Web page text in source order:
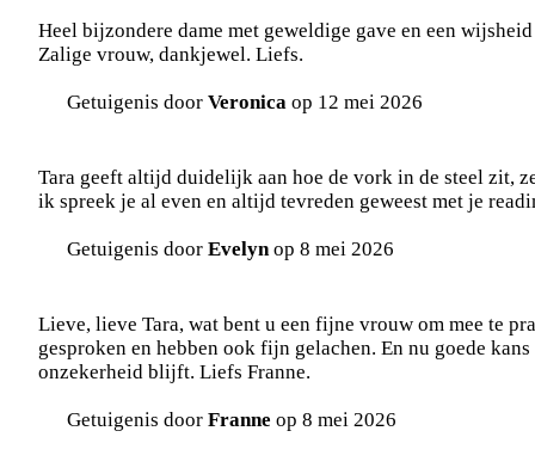
Heel bijzondere dame met geweldige gave en een
Zalige vrouw, dankjewel. Liefs.
Getuigenis door Veronica op 12 mei 2026
Tara geeft altijd duidelijk aan hoe de vork in de steel zit,
ik spreek je al even en altijd tevreden geweest met je
Getuigenis door Evelynop 8 mei 2026
Lieve, lieve Tara, wat bent u een fijne vrouw om mee te
gesproken en hebben ook fijn gelachen. En nu goede
onzekerheid blijft. Liefs Franne.
Getuigenis door Franne op 8 mei 2026